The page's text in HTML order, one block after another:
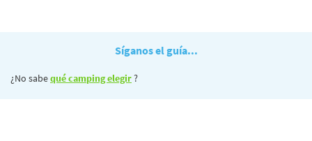
Síganos el guía...
¿No sabequé camping elegir?